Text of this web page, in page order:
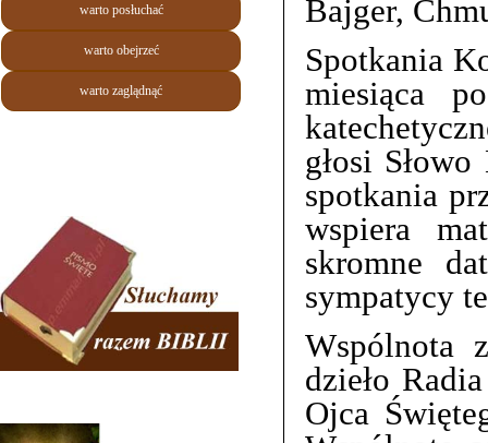
warto posłuchać
warto obejrzeć
warto zaglądnąć
Bajger,
Spotkania
miesiąca
głosi
spotkania
wspiera
skromne
sympatycy
Wspólnota
dzieło
Ojca